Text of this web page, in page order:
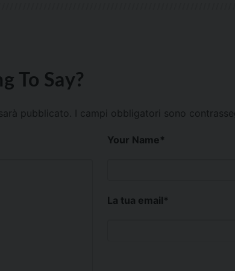
To Say?
pubblicato. I campi obbligatori sono
Your Name*
La tua email*